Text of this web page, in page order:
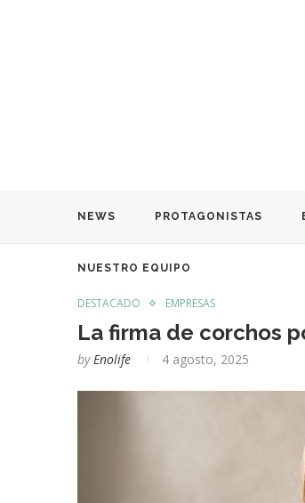
NEWS PROTAGONISTAS
NUESTRO EQUIPO
DESTACADO EMPRESAS
La firma de corchos
by Enolife 4 agosto, 2025